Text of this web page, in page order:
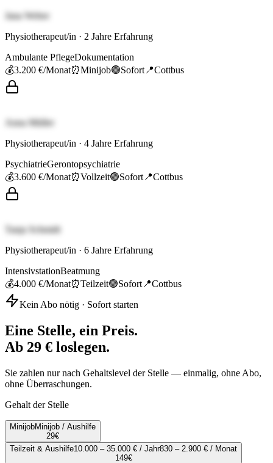
Jana Weber
Physiotherapeut/in · 2 Jahre Erfahrung
Ambulante PflegeDokumentation
💰3.200 €/Monat⏰Minijob🟢Sofort 📍Cottbus
Anna Müller
Physiotherapeut/in · 4 Jahre Erfahrung
PsychiatrieGerontopsychiatrie
💰3.600 €/Monat⏰Vollzeit🟢Sofort 📍Cottbus
Tanja Schmidt
Physiotherapeut/in · 6 Jahre Erfahrung
IntensivstationBeatmung
💰4.000 €/Monat⏰Teilzeit🟢Sofort 📍Cottbus
Kein Abo nötig · Sofort starten
Eine Stelle, ein Preis.
Ab 29 € loslegen.
Sie zahlen nur nach Gehaltslevel der Stelle — einmalig, ohne Abo,
ohne Überraschungen.
Gehalt der Stelle
MinijobMinijob / Aushilfe
29€
Teilzeit & Aushilfe10.000 – 35.000 € / Jahr830 – 2.900 € / Monat
149€